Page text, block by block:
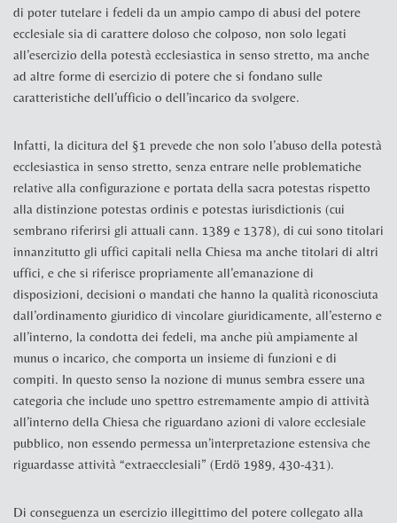
di poter tutelare i fedeli da un ampio campo di abusi del potere
ecclesiale sia di carattere doloso che colposo, non solo legati
all’esercizio della potestà ecclesiastica in senso stretto, ma anche
ad altre forme di esercizio di potere che si fondano sulle
caratteristiche dell’ufficio o dell’incarico da svolgere.
Infatti, la dicitura del §1 prevede che non solo l’abuso della potestà
ecclesiastica in senso stretto, senza entrare nelle problematiche
relative alla configurazione e portata della sacra potestas rispetto
alla distinzione potestas ordinis e potestas iurisdictionis (cui
sembrano riferirsi gli attuali cann. 1389 e 1378), di cui sono titolari
innanzitutto gli uffici capitali nella Chiesa ma anche titolari di altri
uffici, e che si riferisce propriamente all’emanazione di
disposizioni, decisioni o mandati che hanno la qualità riconosciuta
dall’ordinamento giuridico di vincolare giuridicamente, all’esterno e
all’interno, la condotta dei fedeli, ma anche più ampiamente al
munus o incarico, che comporta un insieme di funzioni e di
compiti. In questo senso la nozione di munus sembra essere una
categoria che include uno spettro estremamente ampio di attività
all’interno della Chiesa che riguardano azioni di valore ecclesiale
pubblico, non essendo permessa un’interpretazione estensiva che
riguardasse attività “extraecclesiali” (Erdö 1989, 430-431 ).
Di conseguenza un esercizio illegittimo del potere collegato alla